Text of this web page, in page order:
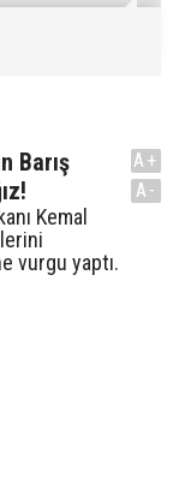
Barış
Kemal
vurgu yaptı.
A+
A-